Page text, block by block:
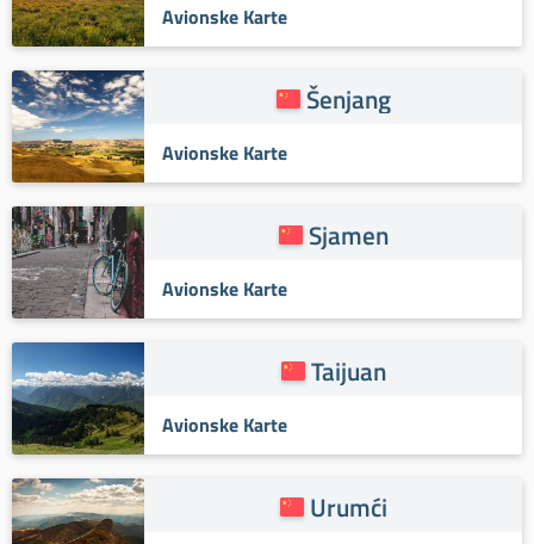
Avionske Karte
Šenjang
Avionske Karte
Sjamen
Avionske Karte
Taijuan
Avionske Karte
Urumći